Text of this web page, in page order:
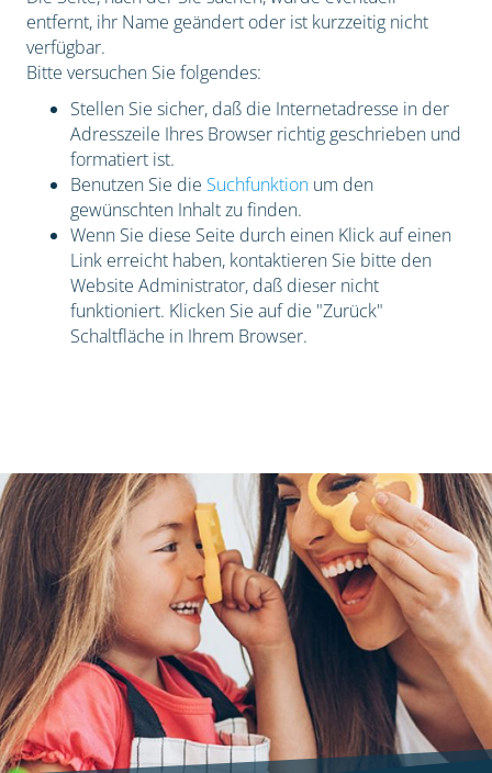
entfernt, ihr Name geändert oder ist kurzzeitig nicht
verfügbar.
Bitte versuchen Sie folgendes:
Stellen Sie sicher, daß die Internetadresse in der
Adresszeile Ihres Browser richtig geschrieben und
formatiert ist.
Benutzen Sie die Suchfunktionum den
gewünschten Inhalt zu finden.
Wenn Sie diese Seite durch einen Klick auf einen
Link erreicht haben, kontaktieren Sie bitte den
Website Administrator, daß dieser nicht
funktioniert. Klicken Sie auf die "Zurück"
Schaltfläche in Ihrem Browser.